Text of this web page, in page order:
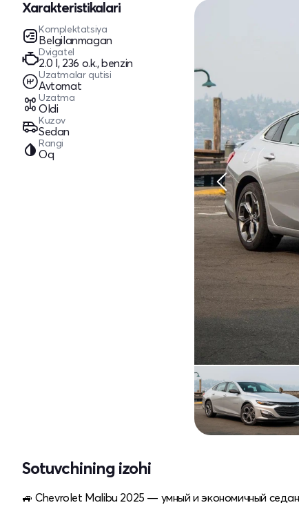
Xarakteristikalari
Komplektatsiya
Belgilanmagan
Dvigatel
2.0 l, 236 o.k., benzin
Uzatmalar qutisi
Avtomat
Uzatma
Oldi
Kuzov
Sedan
Rangi
Oq
Sotuvchining izohi
🚙 Chevrolet Malibu 2025 — умный и экономичный